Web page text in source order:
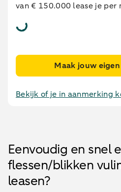
van € 150.000 lease je per
Maak jouw
Bekijk of je in aanmerking
Eenvoudig en snel
flessen/blikken
leasen?